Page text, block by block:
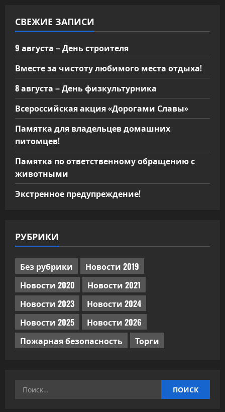
я
м
СВЕЖИЕ ЗАПИСИ
9 августа – День строителя
Вместе за чистоту любимого места отдыха!
8 августа – День физкультурника
Всероссийская акция «Дорогами Славы»
Памятка для владельцев домашних
питомцев!
Памятка по ответственному обращению с
животными
Экстренное предупреждение!
РУБРИКИ
Без рубрики
Новости 2019
Новости 2020
Новости 2021
Новости 2023
Новости 2024
Новости 2025
Новости 2026
Пожарная безопасность
Торги
Найти: